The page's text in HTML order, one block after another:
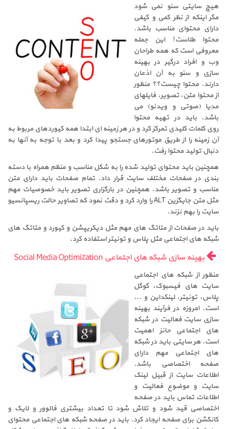
هیچ سایتی سئو نمی شود
مگر اینکه از نظر کمی و کیفی
دارای محتوای مناسب باشد.
محتوا طلاست! این جمله
معروفی است که همه طراحان
وب و افراد درگیر در بهینه
سازی و سئو به آن اذعان
دارند. محتوا چیست؟؟ منظور
از محتوا متن، تصویر، فایلهای
مدیا (صوتی و ویدئو) می
باشد. باید در تهیه محتوا
روی کلمات کلیدی تمرکز کرد و در هر زمینه ای ابتدا همه کیوردهای مربوط به
آن زمینه را از طریق موتورهای جستجو پیدا کرد و بعد با توجه به آنها به
دنبال تولید محتوا رفت.
همچنین باید محتوای تولید شده را به شکل مناسب و منظم همراه با دسته
بندی در صفحات مختلف سایت قرار داد. تمام صفحات باید دارای متن
مناسب و تصویر باشد. همچنین در بارگزاری تصویر باید خصوصیات مهم
مثل متن جایگزین ALT را وارد کرد و دقت نمود که تصاویر حالت ریسپانسیو
سایت را بهم نزند.
باید در صفحات از متاتگ های مهم مثل دیکریپشن و کیورد و متاتگ های
شبکه های اجتماعی مثل پلاس و توئیتر استفاده کرد.
بهینه سازی شبکه های اجتماعی Social Media Optimization
منظور از شبکه های اجتماعی
سایت های فیسبوک، گوگل
پلاس، توئیتر، لینکداین و ...
است. امروزه در فرآیند بهینه
سازی سایت فعالیت در شبکه
های اجتماعی حائز اهمیت
است. هر سایتی باید در شبکه
های اجتماعی مهم دارای
صفحه اختصاصی باشد.
اطلاعات سایت از قبیل لینک
سایت و موضوع فعالیت و
اطلاعات تماس باید در صفحه
اختصاصی قید شود و تلاش شود تا تعداد بیشتری فالوور و لایک و
کانکشن برای صفحه ایجاد کرد. باید در صفحه شبکه های اجتماعی محتوای